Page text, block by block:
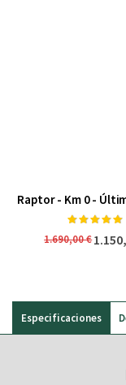
Raptor - Km 0 -
Valoración:
1.690,00 €
Especificaciones